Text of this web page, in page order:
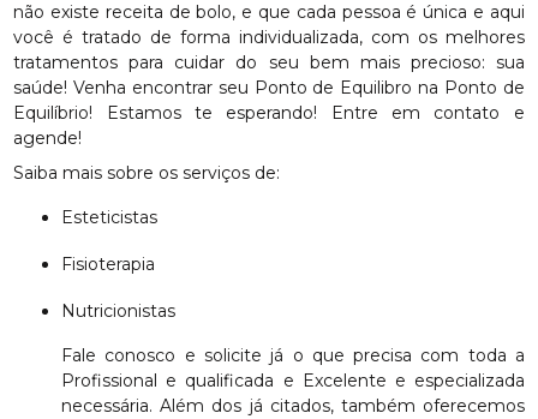
não existe receita de bolo, e que cada pessoa é única e aqui
você é tratado de forma individualizada, com os melhores
tratamentos para cuidar do seu bem mais precioso: sua
saúde! Venha encontrar seu Ponto de Equilibro na Ponto de
Equilíbrio! Estamos te esperando! Entre em contato e
agende!
Saiba mais sobre os serviços de:
Esteticistas
Fisioterapia
Nutricionistas
Fale conosco e solicite já o que precisa com toda a
Profissional e qualificada e Excelente e especializada
necessária. Além dos já citados, também oferecemos